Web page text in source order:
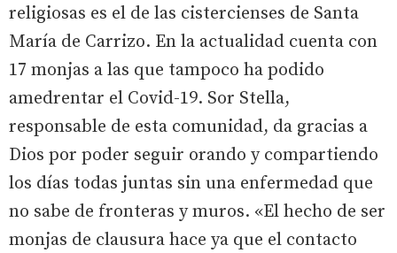
religiosas es el de las cistercienses de Santa
María de Carrizo. En la actualidad cuenta con
17 monjas a las que tampoco ha podido
amedrentar el Covid-19. Sor Stella,
responsable de esta comunidad, da gracias a
Dios por poder seguir orando y compartiendo
los días todas juntas sin una enfermedad que
no sabe de fronteras y muros. «El hecho de ser
monjas de clausura hace ya que el contacto